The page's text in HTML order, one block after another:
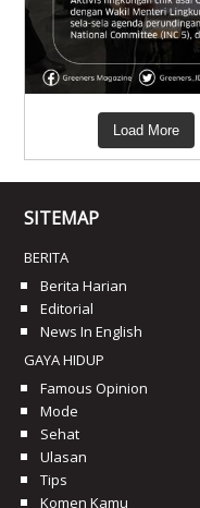
Load More
SITEMAP
BERITA
Berita Harian
Editorial
News In English
GAYA HIDUP
Famous Opinion
Mode
Sehat
Ulasan
Tips
Komen Kamu